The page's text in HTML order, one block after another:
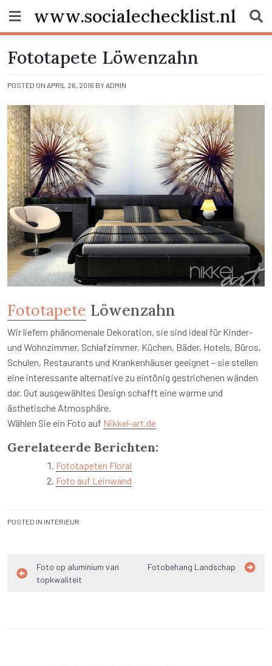
content
www.socialechecklist.nl
Fototapete Löwenzahn
POSTED ON APRIL 26, 2016 BY ADMIN
Fototapete Löwenzahn
Wir liefern phänomenale Dekoration, sie sind ideal für Kinder-
und Wohnzimmer, Schlafzimmer, Küchen, Bäder, Hotels, Büros,
Schulen, Restaurants und Krankenhäuser geeignet – sie stellen
eine interessante alternative zu eintönig gestrichenen wänden
dar. Gut ausgewähltes Design schafft eine warme und
ästhetische Atmosphäre.
Wählen Sie ein Foto auf Nikkel-art.de
Gerelateerde Berichten:
Fototapeten Floral
Foto auf Leinwand
POSTED IN INTERIEUR
Bericht
navigatie
Foto op aluminium van
topkwaliteit
Fotobehang Landschap